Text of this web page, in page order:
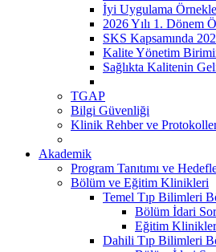
İyi Uygulama
2026 Yılı 1. Dönem
SKS Kapsamında
Kalite Yönetim
Sağlıkta Kalitenin
TGAP
Bilgi Güvenliği
Klinik Rehber ve
Akademik
Program Tanıtımı ve
Bölüm ve Eğitim Klinikleri
Temel Tıp Bilimleri
Bölüm İdari
Eğitim
Dahili Tıp Bilimleri